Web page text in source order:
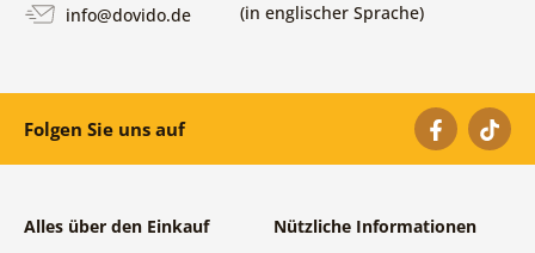
info@dovido.de (in englischer Sprache)
Folgen Sie uns auf
Alles über den Einkauf Nützliche Informationen